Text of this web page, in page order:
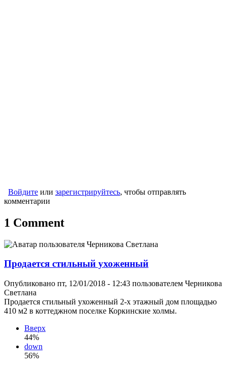
Войдите или зарегистрируйтесь, чтобы отправлять
комментарии
1 Comment
Продается стильный ухоженный
Опубликовано пт, 12/01/2018 - 12:43 пользователем Черникова
Светлана
Продается стильный ухоженный 2-х этажный дом площадью
410 м2 в коттеджном поселке Коркинские холмы.
Вверх
44%
down
56%